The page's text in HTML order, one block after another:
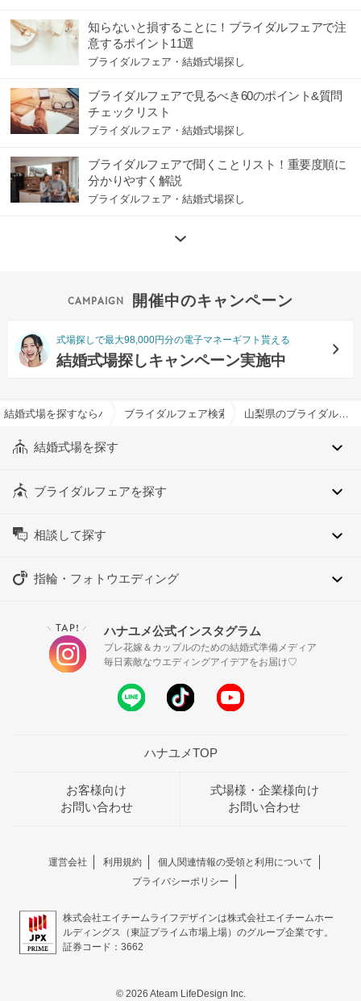
知らないと損することに！ブライダルフェアで注
意するポイント11選
ブライダルフェア・結婚式場探し
ブライダルフェアで見るべき60のポイント&質問
チェックリスト
ブライダルフェア・結婚式場探し
ブライダルフェアで聞くことリスト！重要度順に
分かりやすく解説
ブライダルフェア・結婚式場探し
開催中のキャンペーン
式場探しで最大98,000円分の電子マネーギフト貰える
結婚式場探しキャンペーン実施中
結婚式場を探すならハナユメブライダルフェア検索 山梨県のブライダルフェア一覧
結婚式場を探す
ブライダルフェアを探す
相談して探す
指輪・フォトウエディング
＼ TAP! ／ ハナユメ公式インスタグラム
プレ花嫁＆カップルのための結婚式準備メディア
毎日素敵なウエディングアイデアをお届け♡
ハナユメTOP
お客様向け
お問い合わせ
式場様・企業様向け
お問い合わせ
運営会社 利用規約
個人関連情報の受領と利用について
プライバシーポリシー
株式会社エイチームライフデザインは株式会社エイチームホー
ルディングス（東証プライム市場上場）のグループ企業です。
証券コード：3662
© 2026 Ateam LifeDesign Inc.